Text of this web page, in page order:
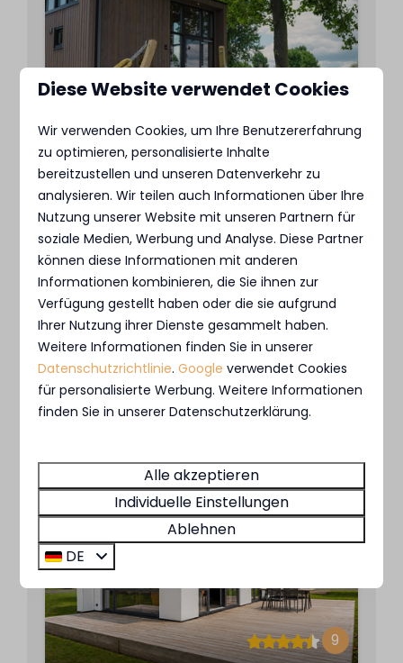
9
275 €
2 Nächte
2 Personen
Tiny River House | 2 Pers.
MarinaPark Bad Nederrijn,
Maurik
2
1 2
1
Liegt auf einer privaten
inselspitze
Schlafboden mit fester treppe
Hängematte mit blick auf den
nederrijn
EMPFOHLEN
9
Diese Website verwendet Cookies
Wir verwenden Cookies, um Ihre Benutzererfahrung
zu optimieren, personalisierte Inhalte
bereitzustellen und unseren Datenverkehr zu
analysieren. Wir teilen auch Informationen über Ihre
Nutzung unserer Website mit unseren Partnern für
soziale Medien, Werbung und Analyse. Diese Partner
können diese Informationen mit anderen
Informationen kombinieren, die Sie ihnen zur
Verfügung gestellt haben oder die sie aufgrund
Ihrer Nutzung ihrer Dienste gesammelt haben.
Weitere Informationen finden Sie in unserer
Datenschutzrichtlinie.Google verwendet Cookies
für personalisierte Werbung. Weitere Informationen
finden Sie in unserer Datenschutzerklärung.
Alle akzeptieren
Individuelle Einstellungen
Ablehnen
DE